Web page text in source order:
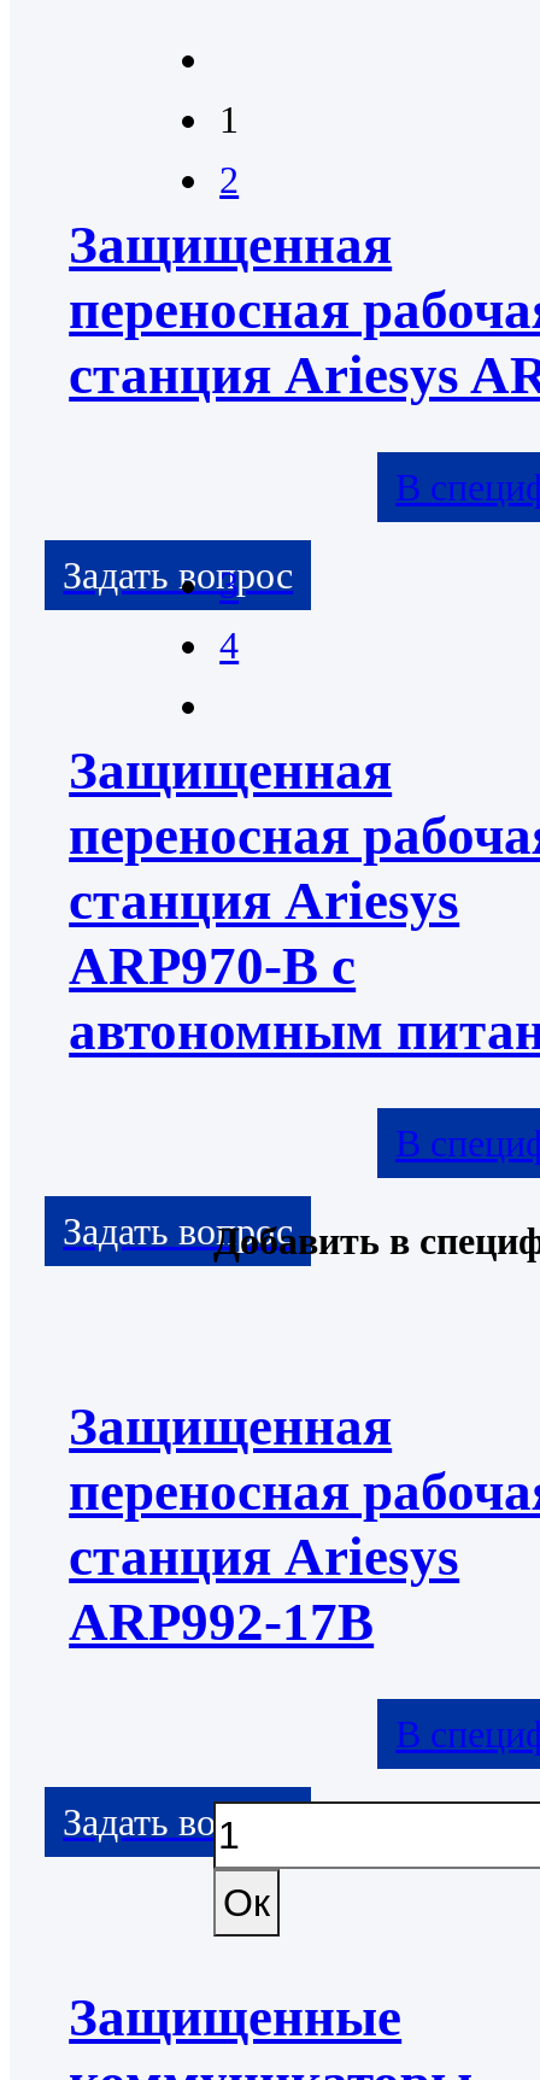
Защищенная
переносная
станция Ariesys
В
Защищенная
переносная
станция Ariesys
ARP970-B с
автономным
В
Защищенная
переносная
станция Ariesys
ARP992-17B
В
Защищенные
1
2
3
4
Добавить в